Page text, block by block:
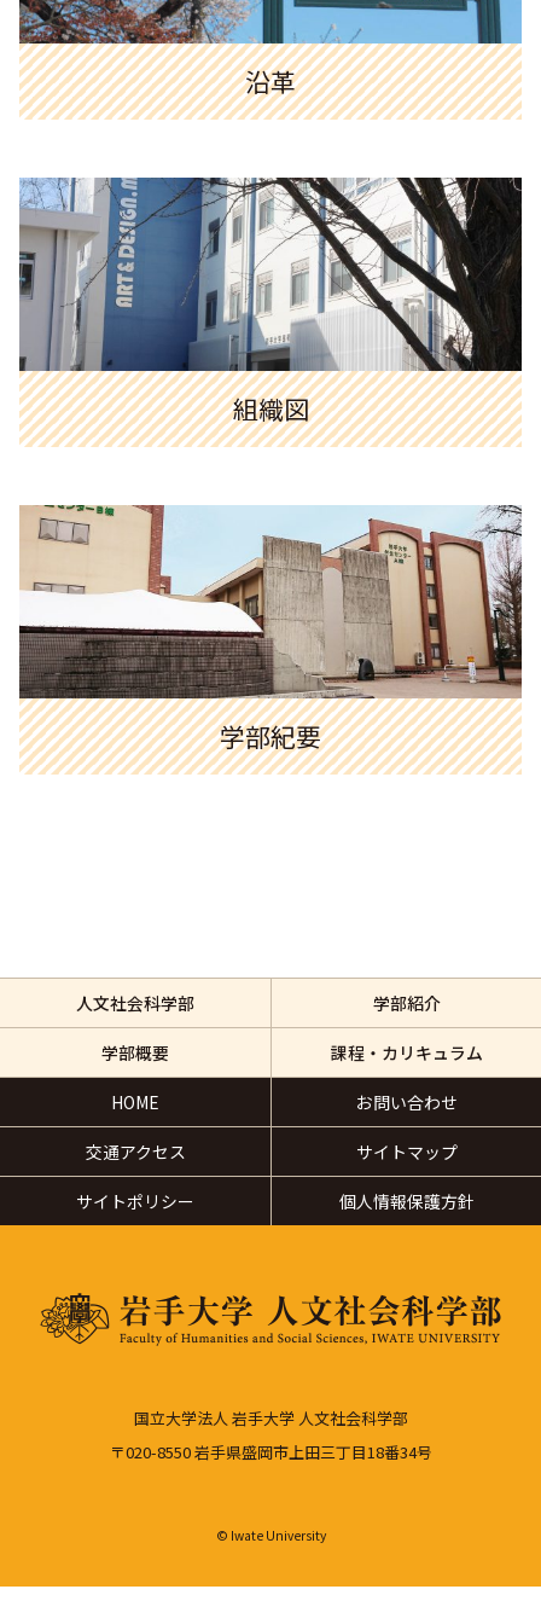
沿革
組織図
学部紀要
人文社会科学部 学部紹介
学部概要 課程・カリキュラム
HOME お問い合わせ
交通アクセス サイトマップ
サイトポリシー 個人情報保護方針
国立大学法人 岩手大学 人文社会科学部
〒020-8550 岩手県盛岡市上田三丁目18番34号
© Iwate University